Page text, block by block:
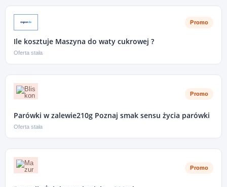
Promo
Ile kosztuje Maszyna do waty cukrowej ?
Oferta stała
Promo
Parówki w zalewie210g Poznaj smak sensu życia parówki
Oferta stała
Promo